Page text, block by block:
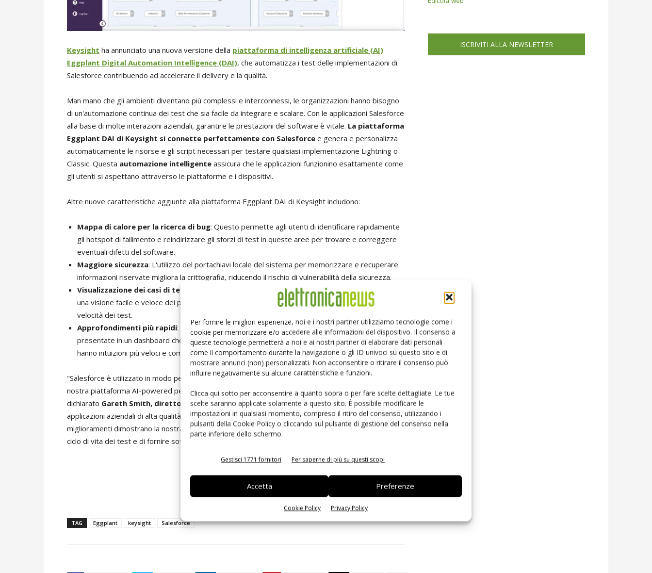
Per fornire le migliori esperienze, noi e i nostri partner utilizziamo tecnologie come i
cookie per memorizzare e/o accedere alle informazioni del dispositivo. Il consenso a
queste tecnologie permetterà a noi e ai nostri partner di elaborare dati personali
come il comportamento durante la navigazione o gli ID univoci su questo sito e di
mostrare annunci (non) personalizzati. Non acconsentire o ritirare il consenso può
influire negativamente su alcune caratteristiche e funzioni.
Clicca qui sotto per acconsentire a quanto sopra o per fare scelte dettagliate. Le tue
scelte saranno applicate solamente a questo sito. È possibile modificare le
impostazioni in qualsiasi momento, compreso il ritiro del consenso, utilizzando i
pulsanti della Cookie Policy o cliccando sul pulsante di gestione del consenso nella
parte inferiore dello schermo.
Gestisci 1771 fornitori Per saperne di più su questi scopi
Accetta Preferenze
Cookie Policy Privacy Policy
Keysight ha annunciato una nuova versione della piattaforma di intelligenza artificiale (AI)
Eggplant Digital Automation Intelligence (DAI), che automatizza i test delle implementazioni di
Salesforce contribuendo ad accelerare il delivery e la qualità.
Man mano che gli ambienti diventano più complessi e interconnessi, le organizzazioni hanno bisogno
di un'automazione continua dei test che sia facile da integrare e scalare. Con le applicazioni Salesforce
alla base di molte interazioni aziendali, garantire le prestazioni del software è vitale. La piattaforma
Eggplant DAI di Keysight si connette perfettamente con Salesforce e genera e personalizza
automaticamente le risorse e gli script necessari per testare qualsiasi implementazione Lightning o
Classic. Questa automazione intelligente assicura che le applicazioni funzionino esattamente come
gli utenti si aspettano attraverso le piattaforme e i dispositivi.
Altre nuove caratteristiche aggiunte alla piattaforma Eggplant DAI di Keysight includono:
Mappa di calore per la ricerca di bug: Questo permette agli utenti di identificare rapidamente
gli hotspot di fallimento e reindirizzare gli sforzi di test in queste aree per trovare e correggere
eventuali difetti del software.
Maggiore sicurezza: L'utilizzo del portachiavi locale del sistema per memorizzare e recuperare
informazioni riservate migliora la crittografia, riducendo il rischio di vulnerabilità della sicurezza.
Visualizzazione dei casi di test
: Gli utenti possono ora visualizzare i loro casi di test, fornendo
una visione facile e veloce dei percorsi coperti durante i test. Questo accelera ulteriormente la
velocità dei test.
Approfondimenti più rapidi: Le analisi del journey dell'utente sono aggiornate ogni 24 ore e
presentate in un dashboard che copre una gamma estesa di punti di dati. Le organizzazioni ora
hanno intuizioni più veloci e complete sul software.
"Salesforce è utilizzato in modo pervasivo in tutto il mondo e le organizzazioni possono attingere alla
nostra piattaforma AI-powered per automatizzare i test, risparmiando tempo prezioso", ha
dichiarato Gareth Smith, direttore generale di Eggplant . "Questo accelererà il delivery di
applicazioni aziendali di alta qualità, che è mission-critical in un mondo digital-first. Questi
miglioramenti dimostrano la nostra capacità di automatizzare in modo intelligente ogni aspetto del
ciclo di vita dei test e di fornire software di alta qualità a velocità."
TAG Eggplant keysight Salesforce
ISCRIVITI ALLA NEWSLETTER